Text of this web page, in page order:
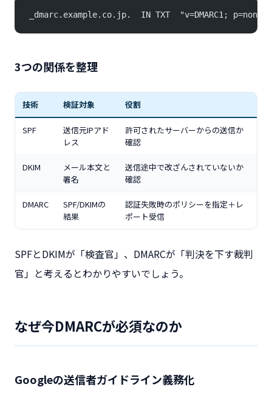
_dmarc.example.co.jp.  IN TXT  "v=DMARC1;
3つの関係を整理
技術 検証対象 役割
SPF
送信元IPアド
レス
許可されたサーバーからの送信か
確認
DKIM
メール本文と
署名
送信途中で改ざんされていないか
確認
DMARC
SPF/DKIMの
結果
認証失敗時のポリシーを指定＋レ
ポート受信
SPFとDKIMが「検査官」、DMARCが「判決を下す裁判
官」と考えるとわかりやすいでしょう。
なぜ今DMARCが必須なのか
Googleの送信者ガイドライン義務化